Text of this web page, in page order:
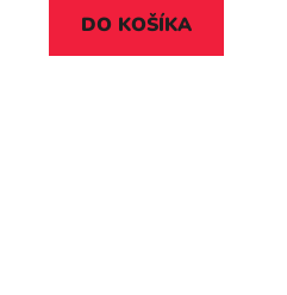
DO KOŠÍKA